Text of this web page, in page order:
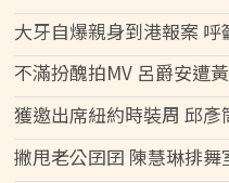
大牙自爆親身到港報案 呼
不滿扮醜拍MV 呂爵安遭
獲邀出席紐約時裝周 邱彥
撇甩老公囝囝 陳慧琳排舞